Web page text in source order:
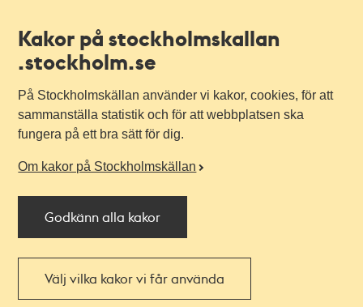
Kakor på stockholmskallan
.stockholm.se
På Stockholmskällan använder vi kakor, cookies, för att
sammanställa statistik och för att webbplatsen ska
fungera på ett bra sätt för dig.
Om kakor på Stockholmskällan
Godkänn alla kakor
Välj vilka kakor vi får använda